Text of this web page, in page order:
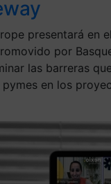
presentará en
por
las barreras
en los